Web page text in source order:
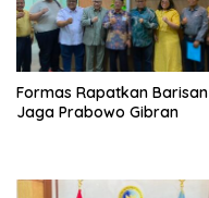
Formas Rapatkan Barisan
Jaga Prabowo Gibran